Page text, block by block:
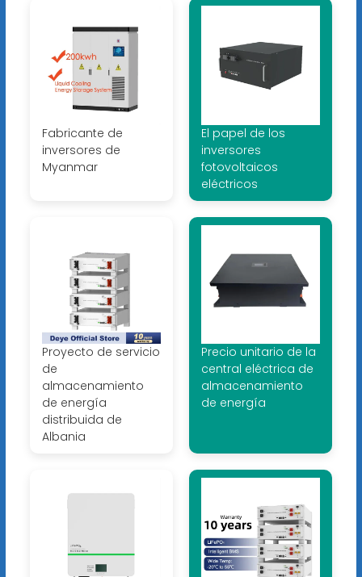
Fabricante de
inversores de
Myanmar
El papel de los
inversores
fotovoltaicos
eléctricos
Proyecto de servicio
de
almacenamiento
de energía
distribuida de
Albania
Precio unitario de la
central eléctrica de
almacenamiento
de energía